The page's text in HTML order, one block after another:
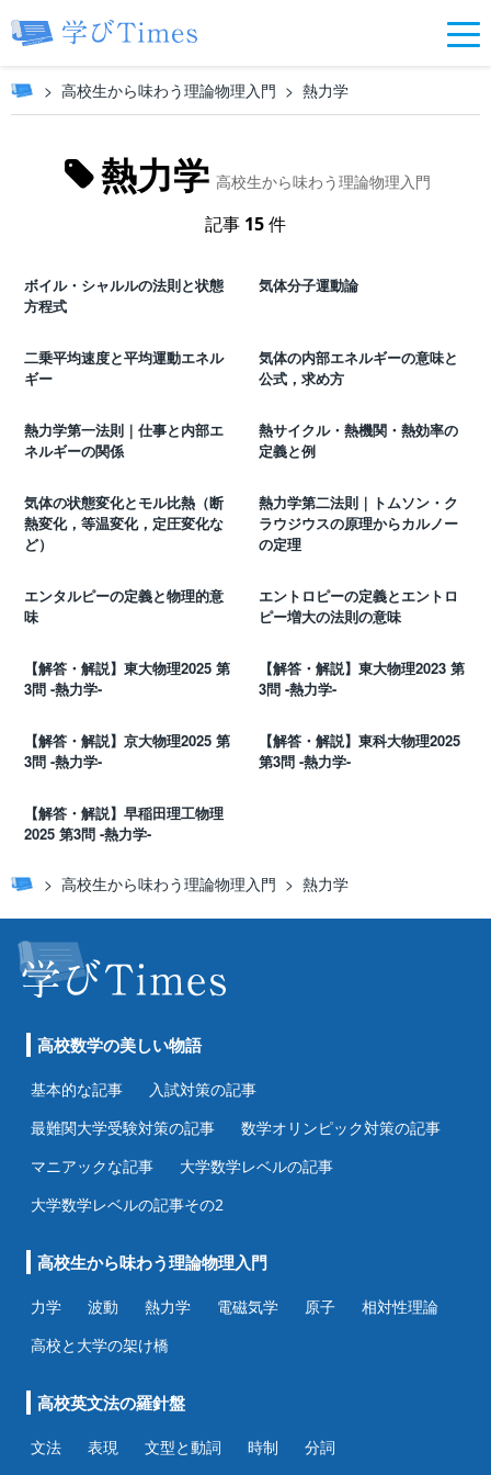
高校生から味わう理論物理入門 熱力学
熱力学 高校生から味わう理論物理入門
記事 15件
ボイル・シャルルの法則と状態
方程式
気体分子運動論
二乗平均速度と平均運動エネル
ギー
気体の内部エネルギーの意味と
公式，求め方
熱力学第一法則｜仕事と内部エ
ネルギーの関係
熱サイクル・熱機関・熱効率の
定義と例
気体の状態変化とモル比熱（断
熱変化，等温変化，定圧変化な
ど）
熱力学第二法則｜トムソン・ク
ラウジウスの原理からカルノー
の定理
エンタルピーの定義と物理的意
味
エントロピーの定義とエントロ
ピー増大の法則の意味
【解答・解説】東大物理2025 第
3問 -熱力学-
【解答・解説】東大物理2023 第
3問 -熱力学-
【解答・解説】京大物理2025 第
3問 -熱力学-
【解答・解説】東科大物理2025
第3問 -熱力学-
【解答・解説】早稲田理工物理
2025 第3問 -熱力学-
高校生から味わう理論物理入門 熱力学
高校数学の美しい物語
基本的な記事
入試対策の記事
最難関大学受験対策の記事
数学オリンピック対策の記事
マニアックな記事
大学数学レベルの記事
大学数学レベルの記事その2
高校生から味わう理論物理入門
力学 波動 熱力学 電磁気学 原子
相対性理論
高校と大学の架け橋
高校英文法の羅針盤
文法 表現 文型と動詞 時制 分詞